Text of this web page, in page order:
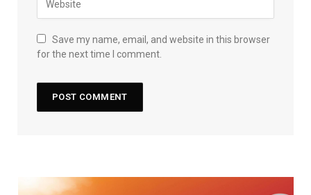
Save my name, email, and website in this browser
for the next time I comment.